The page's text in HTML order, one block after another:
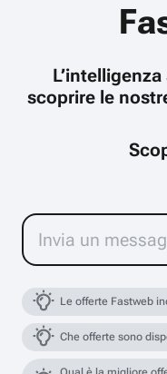
scoprire le
Le offerte Fastweb
Che offerte sono